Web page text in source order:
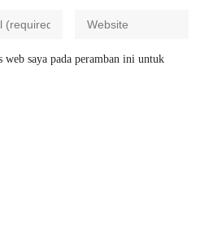
web saya pada peramban ini untuk